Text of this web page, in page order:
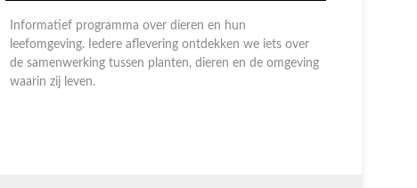
Informatief programma over dieren en hun
leefomgeving. Iedere aflevering ontdekken we iets over
de samenwerking tussen planten, dieren en de omgeving
waarin zij leven.